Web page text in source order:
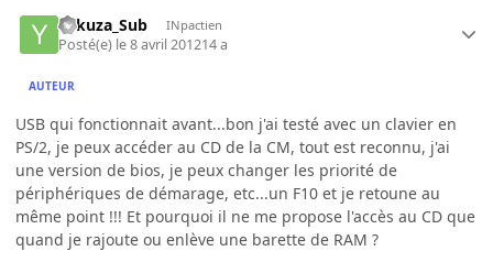
Yakuza_Sub INpactien
Posté(e) le 8 avril 201214 a
AUTEUR
USB qui fonctionnait avant...bon j'ai testé avec un clavier en
PS/2, je peux accéder au CD de la CM, tout est reconnu, j'ai
une version de bios, je peux changer les priorité de
périphériques de démarage, etc...un F10 et je retoune au
même point !!! Et pourquoi il ne me propose l'accès au CD que
quand je rajoute ou enlève une barette de RAM ?